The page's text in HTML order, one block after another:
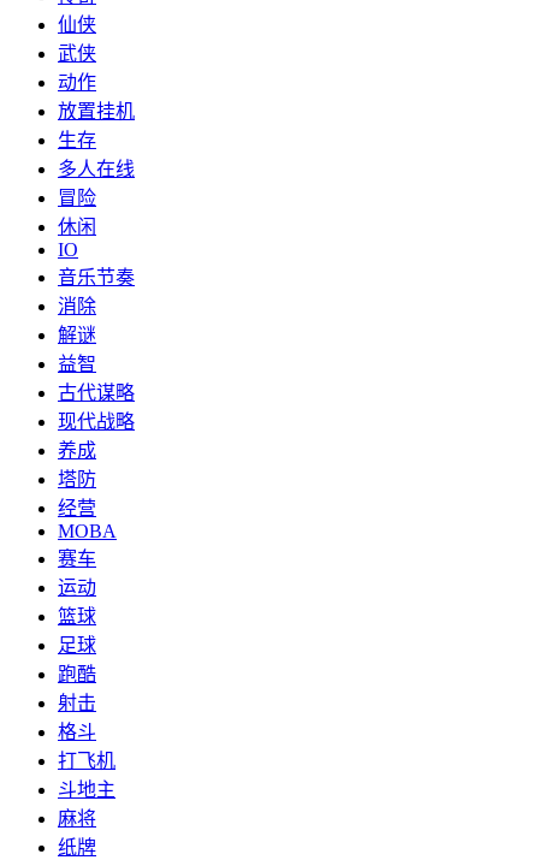
仙侠
武侠
动作
放置挂机
生存
多人在线
冒险
休闲
IO
音乐节奏
消除
解谜
益智
古代谋略
现代战略
养成
塔防
经营
MOBA
赛车
运动
篮球
足球
跑酷
射击
格斗
打飞机
斗地主
麻将
纸牌